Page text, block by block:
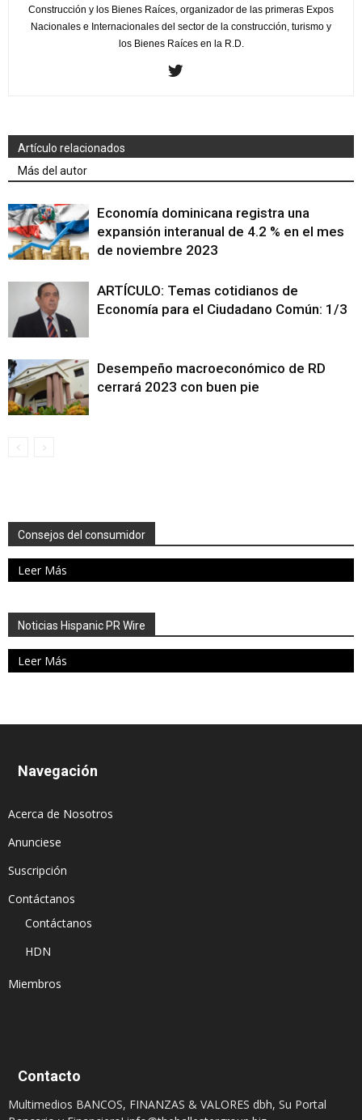
Construcción y los Bienes Raíces, organizador de las primeras Expos
Nacionales e Internacionales del sector de la construcción, turismo y
los Bienes Raíces en la R.D.
Artículo relacionados
Más del autor
Economía dominicana registra una
expansión interanual de 4.2 % en el mes
de noviembre 2023
ARTÍCULO: Temas cotidianos de
Economía para el Ciudadano Común: 1/3
Desempeño macroeconómico de RD
cerrará 2023 con buen pie
Consejos del consumidor
Leer Más
Noticias Hispanic PR Wire
Leer Más
Navegación
Acerca de Nosotros
Anunciese
Suscripción
Contáctanos
Contáctanos
HDN
Miembros
Contacto
Multimedios BANCOS, FINANZAS & VALORES dbh, Su Portal